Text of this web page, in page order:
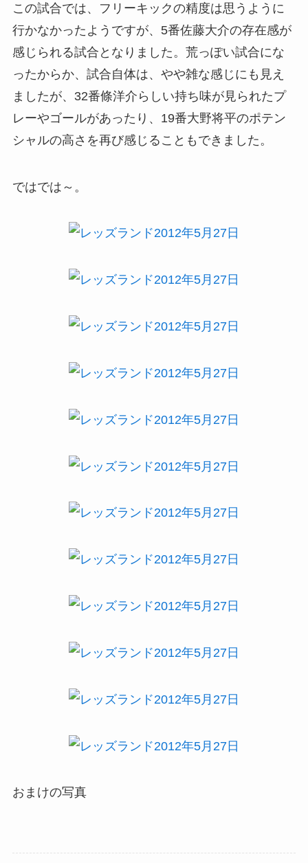
この試合では、フリーキックの精度は思うように
行かなかったようですが、5番佐藤大介の存在感が
感じられる試合となりました。荒っぽい試合にな
ったからか、試合自体は、やや雑な感じにも見え
ましたが、32番條洋介らしい持ち味が見られたプ
レーやゴールがあったり、19番大野将平のポテン
シャルの高さを再び感じることもできました。
ではでは～。
おまけの写真